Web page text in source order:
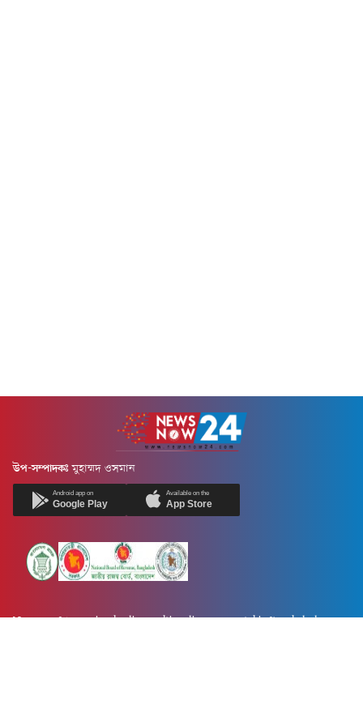
উপ-সম্পাদকঃ মুহাম্মদ ওসমান
Android app on
Google Play
Available on the
App Store
Newsnow24.com is a leading multimedia news portal in Bangladesh.